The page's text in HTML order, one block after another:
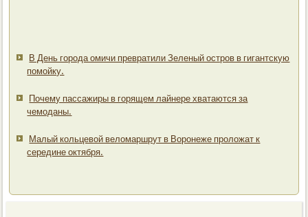
В День города омичи превратили Зеленый остров в гигантскую
помойку.
Почему пассажиры в горящем лайнере хватаются за
чемоданы.
Малый кольцевой веломаршрут в Воронеже проложат к
середине октября.